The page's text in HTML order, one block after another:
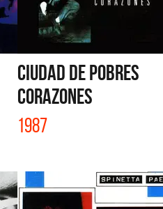
CIUDAD DE POBRES
CORAZONES
1987